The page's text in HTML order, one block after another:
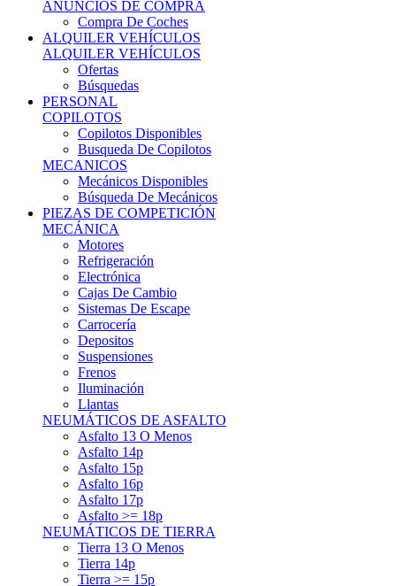
ANUNCIOS DE COMPRA
Compra De Coches
ALQUILER VEHÍCULOS
ALQUILER VEHÍCULOS
Ofertas
Búsquedas
PERSONAL
COPILOTOS
Copilotos Disponibles
Busqueda De Copilotos
MECANICOS
Mecánicos Disponibles
Búsqueda De Mecánicos
PIEZAS DE COMPETICIÓN
MECÁNICA
Motores
Refrigeración
Electrónica
Cajas De Cambio
Sistemas De Escape
Carrocería
Depositos
Suspensiones
Frenos
Iluminación
Llantas
NEUMÁTICOS DE ASFALTO
Asfalto 13 O Menos
Asfalto 14p
Asfalto 15p
Asfalto 16p
Asfalto 17p
Asfalto >= 18p
NEUMÁTICOS DE TIERRA
Tierra 13 O Menos
Tierra 14p
Tierra >= 15p